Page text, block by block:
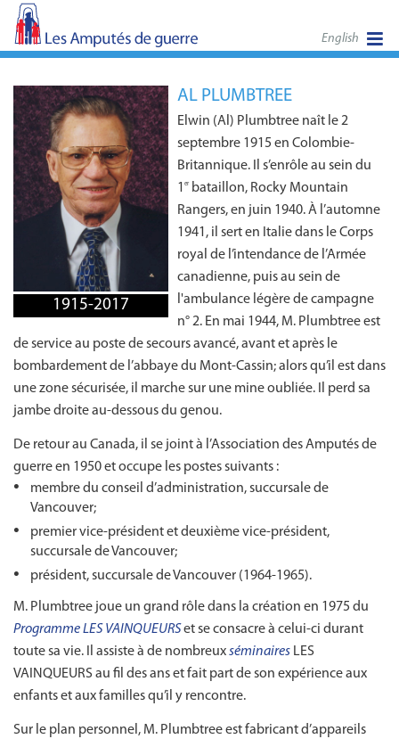
English
1915-2017
AL PLUMBTREE
Elwin (Al) Plumbtree naît le 2
septembre 1915 en Colombie-
Britannique. Il s’enrôle au sein du
1er
bataillon, Rocky Mountain
Rangers, en juin 1940. À l’automne
1941, il sert en Italie dans le Corps
royal de l’intendance de l’Armée
canadienne, puis au sein de
l'ambulance légère de campagne
n° 2. En mai 1944, M. Plumbtree est
de service au poste de secours avancé, avant et après le
bombardement de l’abbaye du Mont-Cassin; alors qu’il est dans
une zone sécurisée, il marche sur une mine oubliée. Il perd sa
jambe droite au-dessous du genou.
De retour au Canada, il se joint à l’Association des Amputés de
guerre en 1950 et occupe les postes suivants :
membre du conseil d’administration, succursale de
Vancouver;
premier vice-président et deuxième vice-président,
succursale de Vancouver;
président, succursale de Vancouver (1964-1965).
M. Plumbtree joue un grand rôle dans la création en 1975 du
Programme LES VAINQUEURSet se consacre à celui-ci durant
toute sa vie. Il assiste à de nombreuxséminaires LES
VAINQUEURS au fil des ans et fait part de son expérience aux
enfants et aux familles qu’il y rencontre.
Sur le plan personnel, M. Plumbtree est fabricant d’appareils